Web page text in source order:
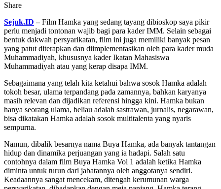
Share
Sejuk.ID –Film Hamka yang sedang tayang dibioskop saya pikir
perlu menjadi tontonan wajib bagi para kader IMM. Selain sebagai
bentuk dakwah persyarikatan, film ini juga memiliki banyak pesan
yang patut diterapkan dan diimplementasikan oleh para kader muda
Muhammadiyah, khususnya kader Ikatan Mahasiswa
Muhammadiyah atau yang kerap disapa IMM.
Sebagaimana yang telah kita ketahui bahwa sosok Hamka adalah
tokoh besar, ulama terpandang pada zamannya, bahkan karyanya
masih relevan dan dijadikan referensi hingga kini. Hamka bukan
hanya seorang ulama, beliau adalah sastrawan, jurnalis, negarawan,
bisa dikatakan Hamka adalah sosok multitalenta yang nyaris
sempurna.
Namun, dibalik besarnya nama Buya Hamka, ada banyak tantangan
hidup dan dinamika perjuangan yang ia hadapi. Salah satu
contohnya dalam film Buya Hamka Vol 1 adalah ketika Hamka
diminta untuk turun dari jabatannya oleh anggotanya sendiri.
Keadaannya sangat mencekam, ditengah kerumunan warga